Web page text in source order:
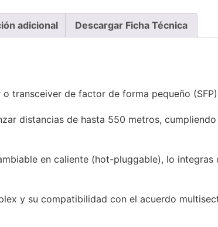
adicional Descargar Ficha Técnica
o transceiver de factor de forma pequeño
distancias de hasta 550 metros,
en caliente (hot-pluggable), lo
y su compatibilidad con el acuerdo